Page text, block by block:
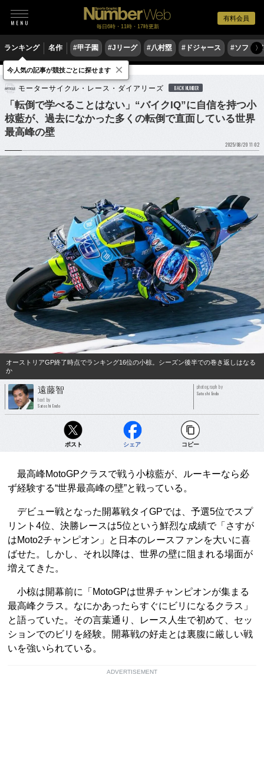
有料会員
毎日6時・11時・17時更新
ランキング 名作 #甲子園 #Jリーグ #八村塁 #ドジャース #ソフト〉
モータースポーツ MotoGP
モーターサイクル・レース・ダイアリーズ BACK NUMBER
「転倒で学べることはない」“バイクIQ”に自信を持つ小
椋藍が、過去になかった多くの転倒で直面している世界
最高峰の壁
2025/08/20 11:02
オーストリアGP終了時点でランキング16位の小椋。シーズン後半での巻き返しはなる
か
遠藤智
text by
Satoshi Endo
photograph by
Satoshi Endo
ポスト シェア コピー
最高峰MotoGPクラスで戦う小椋藍が、ルーキーなら必
ず経験する“世界最高峰の壁”と戦っている。
デビュー戦となった開幕戦タイGPでは、予選5位でスプ
リント4位、決勝レースは5位という鮮烈な成績で「さすが
はMoto2チャンピオン」と日本のレースファンを大いに喜
ばせた。しかし、それ以降は、世界の壁に阻まれる場面が
増えてきた。
小椋は開幕前に「MotoGPは世界チャンピオンが集まる
最高峰クラス。なにかあったらすぐにビリになるクラス」
と語っていた。その言葉通り、レース人生で初めて、セッ
ションでのビリを経験。開幕戦の好走とは裏腹に厳しい戦
いを強いられている。
ADVERTISEMENT
今人気の記事が競技ごとに探せます ×